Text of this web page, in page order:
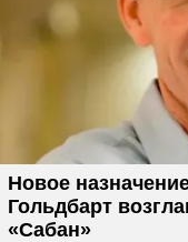
Новое
Гольдбарт
«Сабан»